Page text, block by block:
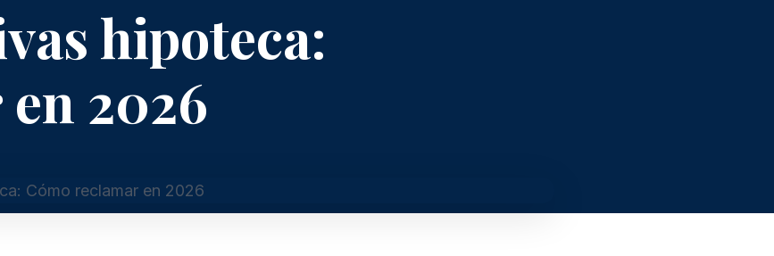
hipoteca:
2026